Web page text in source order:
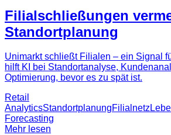
Filialschließungen
Standortplanung
Unimarkt schließt Filialen – ein Signal
hilft KI bei Standortanalyse,
Optimierung, bevor es zu spät ist.
Retail
AnalyticsStandortplanungFilialnetz
Forecasting
Mehr lesen